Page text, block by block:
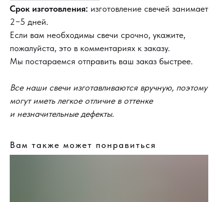
Срок изготовления: изготовление свечей занимает
2−5 дней.
Если вам необходимы свечи срочно, укажите,
пожалуйста, это в комментариях к заказу.
Мы постараемся отправить ваш заказ быстрее.
Все наши свечи изготавливаются вручную, поэтому
могут иметь легкое отличие в оттенке
и незначительные дефекты.
Вам также может понравиться